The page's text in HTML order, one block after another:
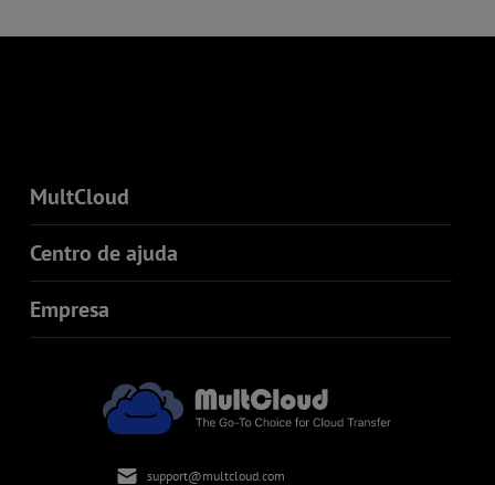
MultCloud
Centro de ajuda
Empresa
support@multcloud.com